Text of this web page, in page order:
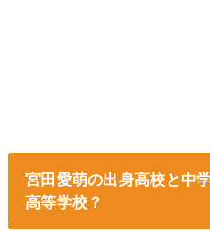
宮田愛萌の出身高校と中
高等学校？